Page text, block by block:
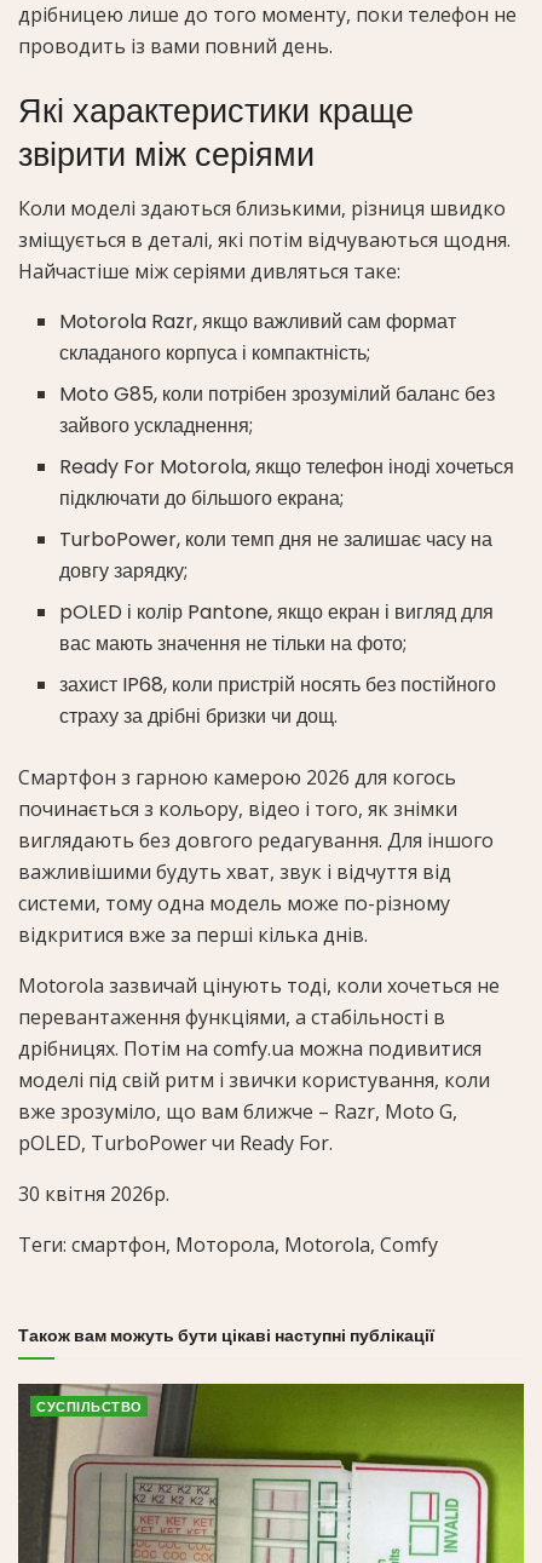
дрібницею лише до того моменту, поки телефон не
проводить із вами повний день.
Які характеристики краще
звірити між серіями
Коли моделі здаються близькими, різниця швидко
зміщується в деталі, які потім відчуваються щодня.
Найчастіше між серіями дивляться таке:
Motorola Razr, якщо важливий сам формат
складаного корпуса і компактність;
Moto G85, коли потрібен зрозумілий баланс без
зайвого ускладнення;
Ready For Motorola, якщо телефон іноді хочеться
підключати до більшого екрана;
TurboPower, коли темп дня не залишає часу на
довгу зарядку;
pOLED і колір Pantone, якщо екран і вигляд для
вас мають значення не тільки на фото;
захист IP68, коли пристрій носять без постійного
страху за дрібні бризки чи дощ.
Смартфон з гарною камерою 2026 для когось
починається з кольору, відео і того, як знімки
виглядають без довгого редагування. Для іншого
важливішими будуть хват, звук і відчуття від
системи, тому одна модель може по-різному
відкритися вже за перші кілька днів.
Motorola зазвичай цінують тоді, коли хочеться не
перевантаження функціями, а стабільності в
дрібницях. Потім на comfy.ua можна подивитися
моделі під свій ритм і звички користування, коли
вже зрозуміло, що вам ближче – Razr, Moto G,
pOLED, TurboPower чи Ready For.
30 квітня 2026р.
Теги: смартфон, Моторола, Motorola, Comfy
Також вам можуть бути цікаві наступні публікації
СУСПІЛЬСТВО